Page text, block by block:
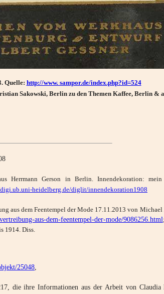
Quelle: http://www. sampor.de/index.php?id=524
Sakowski, Berlin zu den Themen Kaffee, Berlin &
Herrmann Gerson in Berlin. Innendekoration:
heidelberg.de/diglit/innendekoration1908
aus dem Feentempel der Mode 17.11.2013 von
aus-dem-feentempel-der-mode/9086256.html
1914. Diss.
25048
die ihre Informationen aus der Arbeit von Claudia